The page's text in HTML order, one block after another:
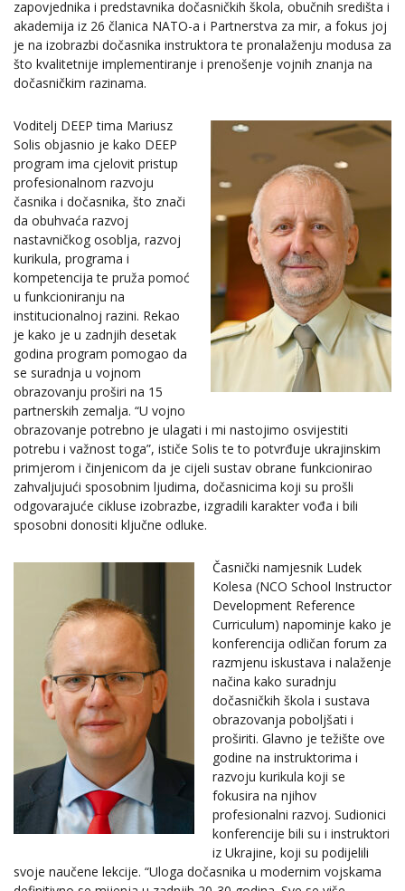
zapovjednika i predstavnika dočasničkih škola, obučnih središta i
akademija iz 26 članica NATO-a i Partnerstva za mir, a fokus joj
je na izobrazbi dočasnika instruktora te pronalaženju modusa za
što kvalitetnije implementiranje i prenošenje vojnih znanja na
dočasničkim razinama.
Voditelj DEEP tima Mariusz
Solis objasnio je kako DEEP
program ima cjelovit pristup
profesionalnom razvoju
časnika i dočasnika, što znači
da obuhvaća razvoj
nastavničkog osoblja, razvoj
kurikula, programa i
kompetencija te pruža pomoć
u funkcioniranju na
institucionalnoj razini. Rekao
je kako je u zadnjih desetak
godina program pomogao da
se suradnja u vojnom
obrazovanju proširi na 15
partnerskih zemalja. “U vojno
obrazovanje potrebno je ulagati i mi nastojimo osvijestiti
potrebu i važnost toga”, ističe Solis te to potvrđuje ukrajinskim
primjerom i činjenicom da je cijeli sustav obrane funkcionirao
zahvaljujući sposobnim ljudima, dočasnicima koji su prošli
odgovarajuće cikluse izobrazbe, izgradili karakter vođa i bili
sposobni donositi ključne odluke.
Časnički namjesnik Ludek
Kolesa (NCO School Instructor
Development Reference
Curriculum) napominje kako je
konferencija odličan forum za
razmjenu iskustava i nalaženje
načina kako suradnju
dočasničkih škola i sustava
obrazovanja poboljšati i
proširiti. Glavno je težište ove
godine na instruktorima i
razvoju kurikula koji se
fokusira na njihov
profesionalni razvoj. Sudionici
konferencije bili su i instruktori
iz Ukrajine, koji su podijelili
svoje naučene lekcije. “Uloga dočasnika u modernim vojskama